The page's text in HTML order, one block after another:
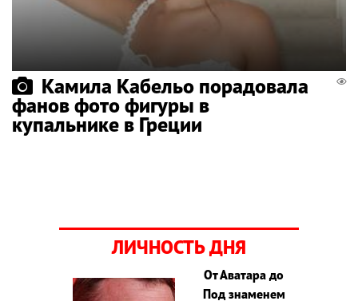
Камила Кабельо порадовала
фанов фото фигуры в
купальнике в Греции
ЛИЧНОСТЬ ДНЯ
От Аватара до
Под знаменем